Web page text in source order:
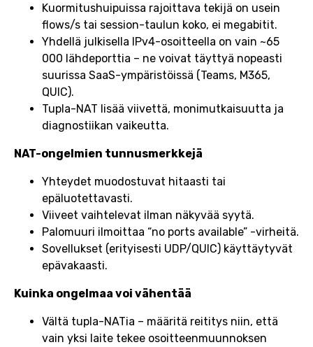
Kuormitushuipuissa rajoittava tekijä on usein
flows/s tai session-taulun koko, ei megabitit.
Yhdellä julkisella IPv4-osoitteella on vain ~65
000 lähdeporttia – ne voivat täyttyä nopeasti
suurissa SaaS-ympäristöissä (Teams, M365,
QUIC).
Tupla-NAT lisää viivettä, monimutkaisuutta ja
diagnostiikan vaikeutta.
NAT-ongelmien tunnusmerkkejä
Yhteydet muodostuvat hitaasti tai
epäluotettavasti.
Viiveet vaihtelevat ilman näkyvää syytä.
Palomuuri ilmoittaa “no ports available” -virheitä.
Sovellukset (erityisesti UDP/QUIC) käyttäytyvät
epävakaasti.
Kuinka ongelmaa voi vähentää
Vältä tupla-NATia – määritä reititys niin, että
vain yksi laite tekee osoitteenmuunnoksen